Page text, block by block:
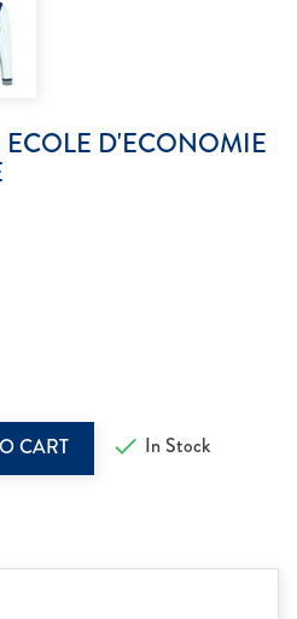
ECOLE D'ECONOMIE
CART  In Stock